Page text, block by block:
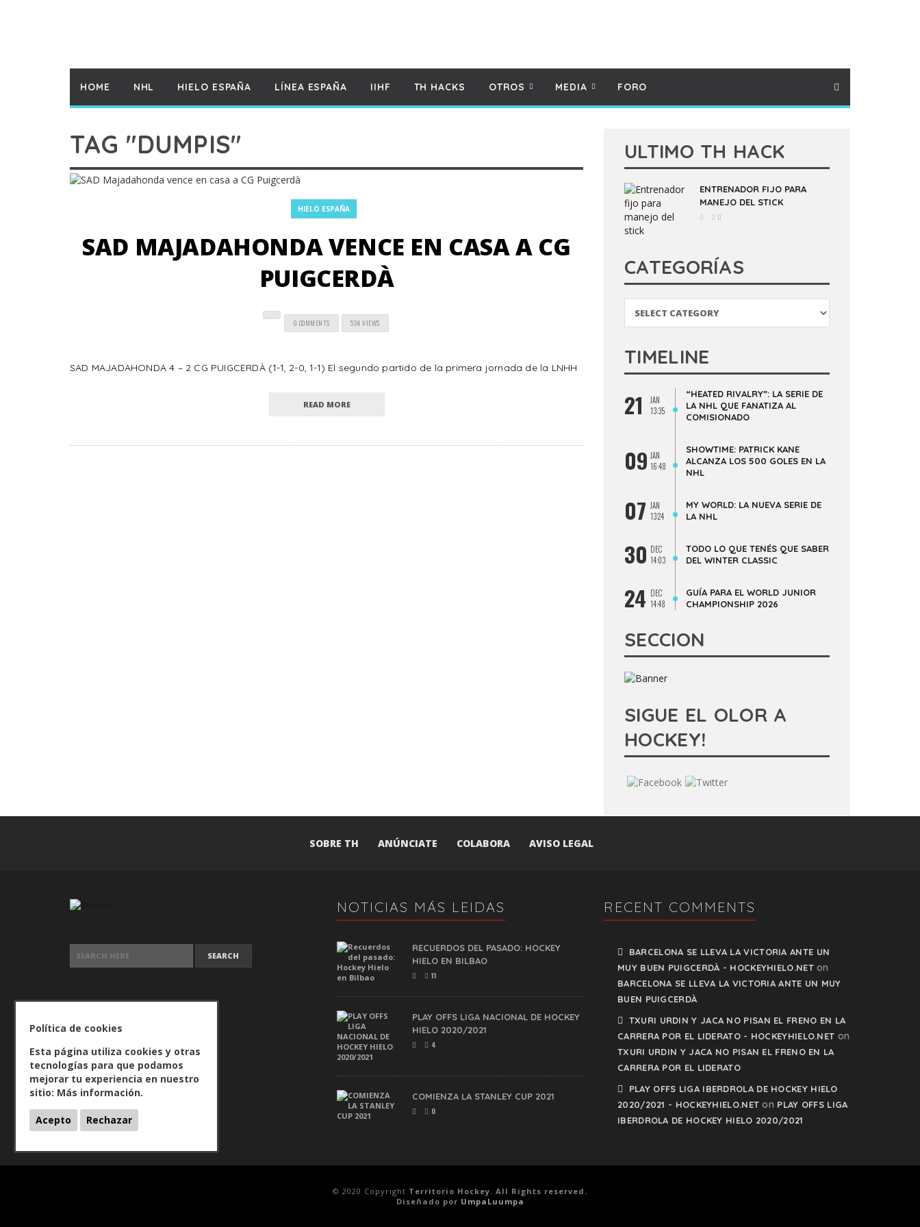
HOME NHL HIELO ESPAÑA LÍNEA ESPAÑA IIHF TH HACKS OTROS MEDIA FORO
TAG "DUMPIS"
HIELO ESPAÑA
SAD MAJADAHONDA VENCE EN CASA A CG
PUIGCERDÀ
0 COMMENTS 534 VIEWS
SAD MAJADAHONDA 4 – 2 CG PUIGCERDÀ (1-1, 2-0, 1-1) El segundo partido de la primera jornada de la LNHH
READ MORE
ULTIMO TH HACK
ENTRENADOR FIJO PARA
MANEJO DEL STICK
0
CATEGORÍAS
TIMELINE
21
JAN
13:35
“HEATED RIVALRY”: LA SERIE DE
LA NHL QUE FANATIZA AL
COMISIONADO
09 JAN
16:48
SHOWTIME: PATRICK KANE
ALCANZA LOS 500 GOLES EN LA
NHL
07 JAN
13:24
MY WORLD: LA NUEVA SERIE DE
LA NHL
30 DEC
14:03
TODO LO QUE TENÉS QUE SABER
DEL WINTER CLASSIC
24 DEC
14:48
GUÍA PARA EL WORLD JUNIOR
CHAMPIONSHIP 2026
SECCION
SIGUE EL OLOR A
HOCKEY!
SOBRE TH ANÚNCIATE COLABORA AVISO LEGAL
NOTICIAS MÁS LEIDAS
RECUERDOS DEL PASADO: HOCKEY
HIELO EN BILBAO
11
PLAY OFFS LIGA NACIONAL DE HOCKEY
HIELO 2020/2021
4
COMIENZA LA STANLEY CUP 2021
0
RECENT COMMENTS
BARCELONA SE LLEVA LA VICTORIA ANTE UN
MUY BUEN PUIGCERDÀ - HOCKEYHIELO.NETon
BARCELONA SE LLEVA LA VICTORIA ANTE UN MUY
BUEN PUIGCERDÀ
TXURI URDIN Y JACA NO PISAN EL FRENO EN LA
CARRERA POR EL LIDERATO - HOCKEYHIELO.NET on
TXURI URDIN Y JACA NO PISAN EL FRENO EN LA
CARRERA POR EL LIDERATO
PLAY OFFS LIGA IBERDROLA DE HOCKEY HIELO
2020/2021 - HOCKEYHIELO.NET on PLAY OFFS LIGA
IBERDROLA DE HOCKEY HIELO 2020/2021
© 2020 Copyright Territorio Hockey. All Rights reserved.
Diseñado por UmpaLuumpa
Política de cookies
Esta página utiliza cookies y otras
tecnologías para que podamos
mejorar tu experiencia en nuestro
sitio: Más información.
Acepto Rechazar